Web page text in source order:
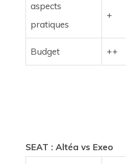
aspects
pratiques
+
Budget ++
SEAT : Altéa vs Exeo